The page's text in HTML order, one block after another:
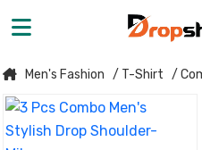
Men's Fashion / T-Shirt /